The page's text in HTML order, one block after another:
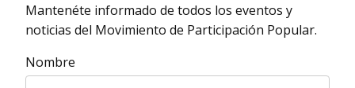
Mantenéte informado de todos los eventos y
noticias del Movimiento de Participación Popular.
Nombre